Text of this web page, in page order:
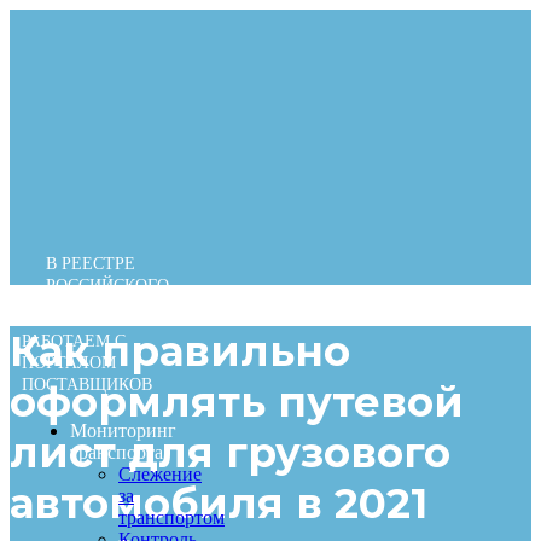
В РЕЕСТРЕ
РОССИЙСКОГО
РАБОТАЕМ С
ПОРТАЛОМ
ПОСТАВЩИКОВ
Мониторинг
транспорта
Слежение
за
транспортом
Как правильно
оформлять путевой
лист для грузового
автомобиля в 2021